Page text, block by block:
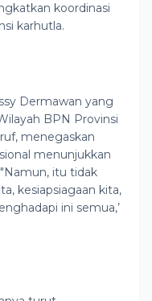
koordinasi
karhutla.
Dermawan yang
BPN Provinsi
menegaskan
menunjukkan
itu tidak
kesiapsiagaan kita,
ini semua,’